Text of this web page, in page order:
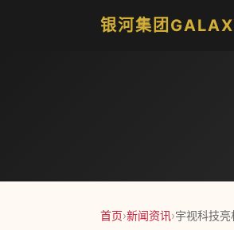
银河集团
首页›新闻资讯›宇视科技